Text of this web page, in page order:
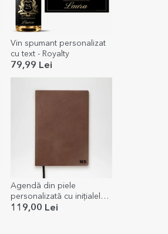
Vin spumant personalizat
cu text - Royalty
79,99 Lei
Agendă din piele
personalizată cu inițialele
tale sau numele tău
119,00 Lei